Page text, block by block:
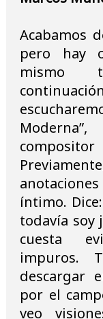
Acabamos
pero hay
mismo
íntimo.
todavía soy
cuesta
impuros.
descargar
por el
veo